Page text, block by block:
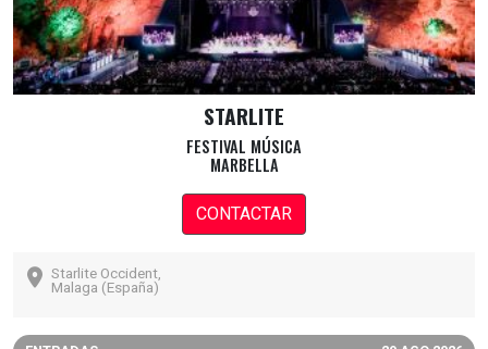
STARLITE
FESTIVAL MÚSICA
MARBELLA
CONTACTAR
Starlite Occident,
Malaga (España)